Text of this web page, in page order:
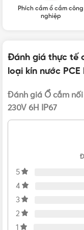
Bản vẽ kích thước
32A được thiết kế
Phích cắm ổ cắm công
nghiệp
Đánh giá thực tế
loại kín nước PCE
Đánh giá Ổ cắm nối
230V 6H IP67
5
4
3
2
1